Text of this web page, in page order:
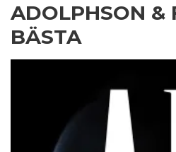
ADOLPHSON &
BÄSTA